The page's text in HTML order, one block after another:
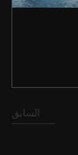
السابق